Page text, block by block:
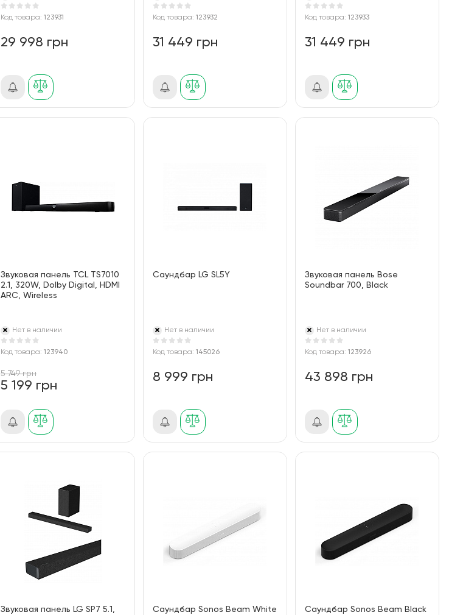
Код товара: 123931
29 998 грн
Код товара: 123932
31 449 грн
Код товара: 123933
31 449 грн
Звуковая панель TCL TS7010
2.1, 320W, Dolby Digital, HDMI
ARC, Wireless
Нет в наличии
Код товара: 123940
5 749 грн
5 199 грн
Саундбар LG SL5Y
Нет в наличии
Код товара: 145026
8 999 грн
Звуковая панель Bose
Soundbar 700, Black
Нет в наличии
Код товара: 123926
43 898 грн
Звуковая панель LG SP7 5.1,
Саундбар Sonos Beam White
Саундбар Sonos Beam Black